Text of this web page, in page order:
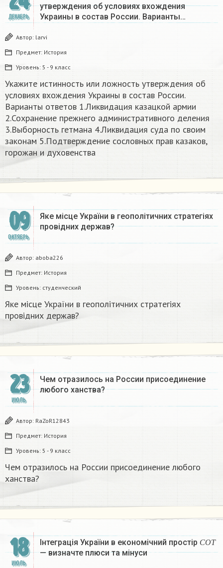
ДЕКАБРЬ
утверждения об условиях вхождения
Украины в состав России. Варианты…
Автор: larvi
Предмет: История
Уровень: 5 - 9 класс
Укажите истинность или ложность утверждения об
условиях вхождения Украины в состав России.
Варианты ответов 1.Ликвидация казацкой армии
2.Сохранение прежнего административного деления
3.Выборность гетмана 4.Ликвидация суда по своим
законам 5.Подтверждение сословных прав казаков,
горожан и духовенства
09
ОКТЯБРЬ
Яке місце України в геополітичних стратегіях
провідних держав?​
Автор: aboba226
Предмет: История
Уровень: студенческий
Яке місце України в геополітичних стратегіях
провідних держав?​
23
ИЮЛЬ
Чем отразилось на России присоединение
любого ханства?
Автор: RaZoR12843
Предмет: История
Уровень: 5 - 9 класс
Чем отразилось на России присоединение любого
ханства?
18
ИЮЛЬ
Інтеграція України в економічний простір С О Т
СОТ
— визначте плюси та мінуси